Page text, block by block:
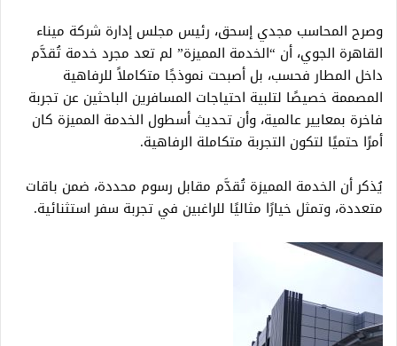
وصرح المحاسب مجدي إسحق، رئيس مجلس إدارة شركة ميناء
القاهرة الجوي، أن “الخدمة المميزة” لم تعد مجرد خدمة تُقدَّم
داخل المطار فحسب، بل أصبحت نموذجًا متكاملاً للرفاهية
المصممة خصيصًا لتلبية احتياجات المسافرين الباحثين عن تجربة
فاخرة بمعايير عالمية، وأن تحديث أسطول الخدمة المميزة كان
أمرًا حتميًا لتكون التجربة متكاملة الرفاهية.
يُذكر أن الخدمة المميزة تُقدَّم مقابل رسوم محددة، ضمن باقات
متعددة، وتمثل خيارًا مثاليًا للراغبين في تجربة سفر استثنائية.